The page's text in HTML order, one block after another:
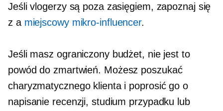
Jeśli vlogerzy są poza zasięgiem, zapoznaj się
z a miejscowy mikro-influencer.
Jeśli masz ograniczony budżet, nie jest to
powód do zmartwień. Możesz poszukać
charyzmatycznego klienta i poprosić go o
napisanie recenzji, studium przypadku lub